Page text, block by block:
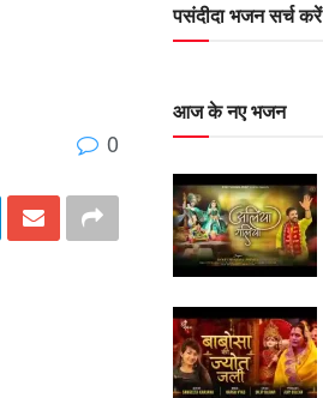
0
पसंदीदा भजन सर्च करें
आज के नए भजन